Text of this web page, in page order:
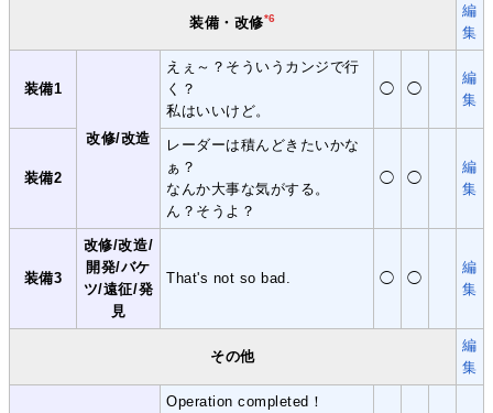
装備・改修*6
編
集
装備1
改修/改造
えぇ～？そういうカンジで行
く？
私はいいけど。
◯ ◯
編
集
装備2
レーダーは積んどきたいかな
ぁ？
なんか大事な気がする。
ん？そうよ？
◯ ◯
編
集
装備3
改修/改造/
開発/バケ
ツ/遠征/発
見
That's not so bad. ◯ ◯
編
集
その他
編
集
Operation completed！